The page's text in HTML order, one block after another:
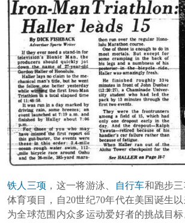
铁人三项 ，这一将游泳、 自行车和跑步
体育项目，自20世纪70年代在美国诞生
为全球范围内众多运动爱好者的挑战目